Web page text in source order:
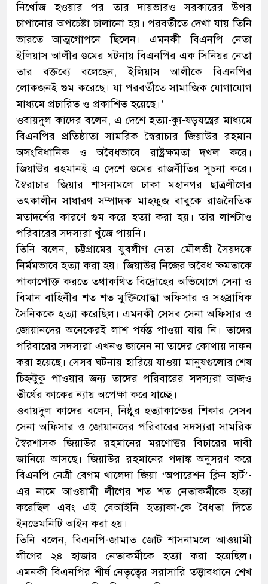
নিখোঁজ হওয়ার পর তার দায়ভারও সরকারের উপর
চাপানোর অপচেষ্টা চালানো হয়। পরবর্তীতে দেখা যায় তিনি
ভারতে আত্মগোপনে ছিলেন। এমনকী বিএনপি নেতা
ইলিয়াস আলীর গুমের ঘটনায় বিএনপির এক সিনিয়র নেতা
তার বক্তব্যে বলেছেন, ইলিয়াস আলীকে বিএনপির
লোকজনই গুম করেছে। যা পরবর্তীতে সামাজিক যোগাযোগ
মাধ্যমে প্রচারিত ও প্রকাশিত হয়েছে।’
ওবায়দুল কাদের বলেন, এ দেশে হত্যা-ক্যু-ষড়যন্ত্রের মাধ্যমে
বিএনপির প্রতিষ্ঠাতা সামরিক স্বৈরাচার জিয়াউর রহমান
অসংবিধানিক ও অবৈধভাবে রাষ্ট্রক্ষমতা দখল করে।
জিয়াউর রহমানই এ দেশে গুমের রাজনীতির সূচনা করে।
স্বৈরাচার জিয়ার শাসনামলে ঢাকা মহানগর ছাত্রলীগের
তৎকালীন সাধারণ সম্পাদক মাহফুজ বাবুকে রাজনৈতিক
মতাদর্শের কারণে গুম করে হত্যা করা হয়। তার লাশটাও
পরিবারের সদস্যরা খুঁজে পায়নি।
তিনি বলেন, চট্টগ্রামের যুবলীগ নেতা মৌলভী সৈয়দকে
নির্মমভাবে হত্যা করা হয়। জিয়াউর নিজের অবৈধ ক্ষমতাকে
পাকাপোক্ত করতে তথাকথিত বিদ্রোহের অভিযোগে সেনা ও
বিমান বাহিনীর শত শত মুক্তিযোদ্ধা অফিসার ও সহস্রাধিক
সৈনিককে হত্যা করেছিল। এমনকী সেসব সেনা অফিসার ও
জোয়ানদের অনেকেরই লাশ পর্যন্ত পাওয়া যায় নি। তাদের
পরিবারের সদস্যরা এখনও জানেন না তাদের কোথায় দাফন
করা হয়েছে। সেসব ঘটনায় হারিয়ে যাওয়া মানুষগুলোর শেষ
চিহ্নটুকু পাওয়ার জন্য তাদের পরিবারের সদস্যরা আজও
তীর্থের কাকের ন্যায় অপেক্ষা করে যাচ্ছে।
ওবায়দুল কাদের বলেন, নিষ্ঠুর হত্যাকান্ডের শিকার সেসব
সেনা অফিসার ও জোয়ানদের পরিবারের সদস্যরা সামরিক
স্বৈরশাসক জিয়াউর রহমানের মরণোত্তর বিচারের দাবী
জানিয়ে আসছে। জিয়াউর রহমানের পদাঙ্ক অনুসরণ করে
বিএনপি নেত্রী বেগম খালেদা জিয়া ‘অপারেশন ক্লিন হার্ট’-
এর নামে আওয়ামী লীগের শত শত নেতাকর্মীকে হত্যা
করেছিল এবং এই বেআইনি হত্যাকা-কে বৈধতা দিতে
ইনডেমনিটি আইন করা হয়।
তিনি বলেন, বিএনপি-জামাত জোট শাসনামলে আওয়ামী
লীগের ২৪ হাজার নেতাকর্মীকে হত্যা করা হয়েছিল।
এমনকী বিএনপির শীর্ষ নেতৃত্বের সরাসারি তত্ত্বাবধানে শেখ